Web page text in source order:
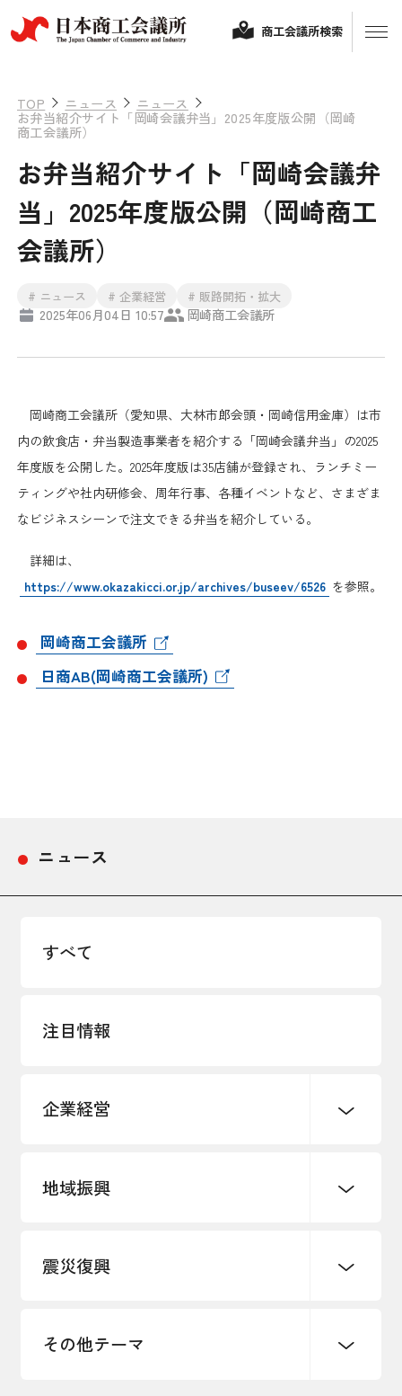
融資制度・補助金
検定試験
ビジネス交流
海外ビジネス・貿易証明
情報提供・広報
その他サービス
調査・研究
日本商工会議所とは
組織概要
役員紹介
青年部・女性会
商工会議所検索
TOP ニュース ニュース
お弁当紹介サイト「岡崎会議弁当」2025年度版公開（岡崎
商工会議所）
お弁当紹介サイト「岡崎会議弁
当」2025年度版公開（岡崎商工
会議所）
# ニュース # 企業経営 # 販路開拓・拡大
2025年06月04日 10:57 岡崎商工会議所
岡崎商工会議所（愛知県、大林市郎会頭・岡崎信用金庫）は市
内の飲食店・弁当製造事業者を紹介する「岡崎会議弁当」の2025
年度版を公開した。2025年度版は35店舗が登録され、ランチミー
ティングや社内研修会、周年行事、各種イベントなど、さまざま
なビジネスシーンで注文できる弁当を紹介している。
詳細は、
https://www.okazakicci.or.jp/archives/buseev/6526 を参照。
岡崎商工会議所
日商AB(岡崎商工会議所)
ニュース
すべて
注目情報
企業経営
創業
事業承継・引継ぎ支援
雇用・労働・人材確保
地域振興
まちづくり
震災復興
令和６年能登半島地震関連
その他テーマ